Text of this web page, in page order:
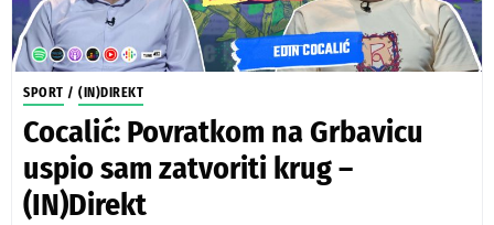
SPORT / (IN)DIREKT
Cocalić: Povratkom na Grbavicu
uspio sam zatvoriti krug –
(IN)Direkt